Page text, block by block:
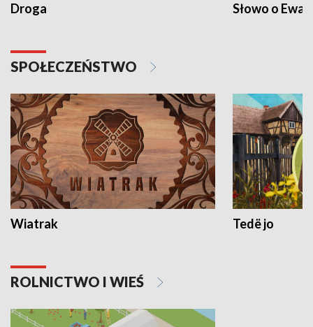
Droga Słowo o
SPOŁECZEŃSTWO
Wiatrak Tedë jo
ROLNICTWO I WIEŚ